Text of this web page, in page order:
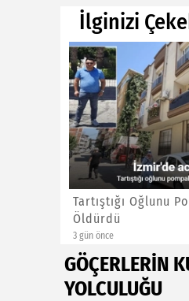
İlginizi
Tartıştığı Oğlunu
Öldürdü
3 gün önce
GÖÇERLERİN
YOLCULUĞU